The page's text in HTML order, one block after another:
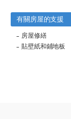
有關房屋的支援
房屋修繕
貼壁紙和鋪地板